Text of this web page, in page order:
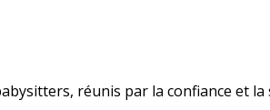
réunis par la confiance et la